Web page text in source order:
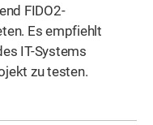
FIDO2-
Es empfiehlt
IT-Systems
zu testen.